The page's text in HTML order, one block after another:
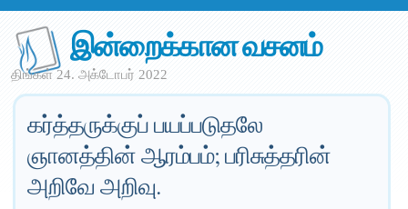
இன்றைக்கான வசனம்
திங்கள் 24. அக்டோபர் 2022
கர்த்தருக்குப் பயப்படுதலே
ஞானத்தின் ஆரம்பம்; பரிசுத்தரின்
அறிவே அறிவு.